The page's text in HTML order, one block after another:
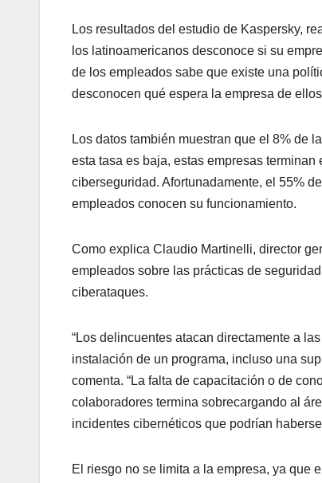
Los resultados del estudio de Kaspersky,
los latinoamericanos desconoce si su
de los empleados sabe que existe una
desconocen qué espera la empresa de
Los datos también muestran que el 8% de
esta tasa es baja, estas empresas
ciberseguridad. Afortunadamente, el 55%
empleados conocen su funcionamiento.
Como explica Claudio Martinelli, director
empleados sobre las prácticas de
ciberataques.
“Los delincuentes atacan directamente a
instalación de un programa, incluso una
comenta. “La falta de capacitación o de
colaboradores termina sobrecargando al
incidentes cibernéticos que podrían
El riesgo no se limita a la empresa, ya que